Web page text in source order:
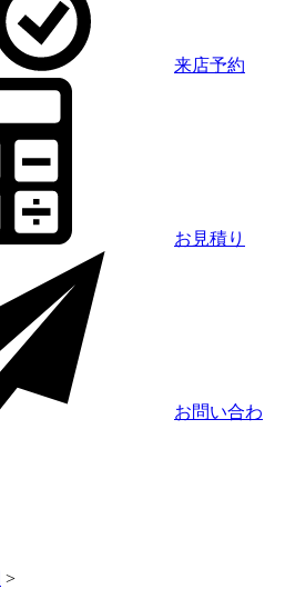
来店予約
お見積り
お問い合わ
>